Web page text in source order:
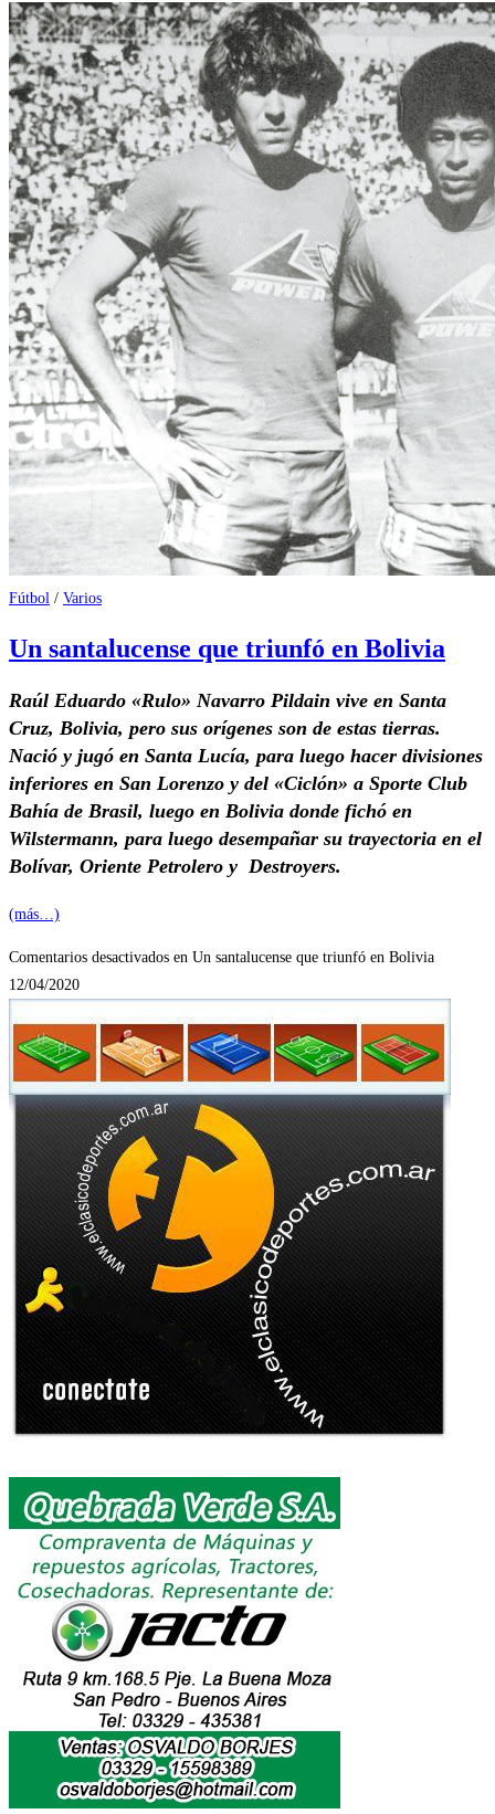
Fútbol / Varios
Un santalucense que triunfó en Bolivia
Raúl Eduardo «Rulo» Navarro Pildain vive en Santa
Cruz, Bolivia, pero sus orígenes son de estas tierras.
Nació y jugó en Santa Lucía, para luego hacer divisiones
inferiores en San Lorenzo y del «Ciclón» a Sporte Club
Bahía de Brasil, luego en Bolivia donde fichó en
Wilstermann, para luego desempañar su trayectoria en el
Bolívar, Oriente Petrolero y Destroyers.
(más…)
Comentarios desactivados en Un santalucense que triunfó en Bolivia
12/04/2020